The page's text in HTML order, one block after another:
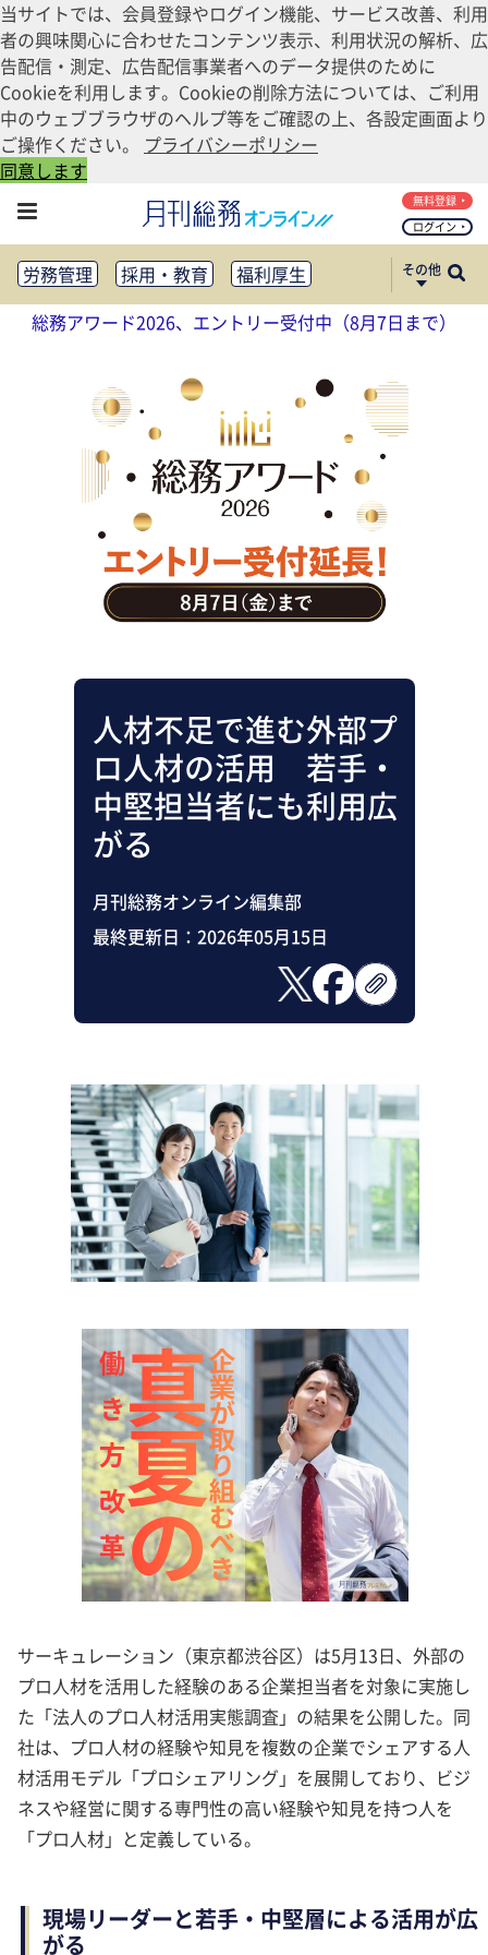
当サイトでは、会員登録やログイン機能、サービス改善、利用
者の興味関心に合わせたコンテンツ表示、利用状況の解析、広
告配信・測定、広告配信事業者へのデータ提供のために
Cookieを利用します。Cookieの削除方法については、ご利用
中のウェブブラウザのヘルプ等をご確認の上、各設定画面より
ご操作ください。 プライバシーポリシー
同意します
ログイン
無料登録
労務管理 採用・教育
福利厚生
健康経営
働き方改革
法務・コンプライアンス
リスクマネジメント・BCP
社外・社内広報
社外・社内コミュニケーション活性化
FM・オフィス移転
CSR・SDGs
テクノロジー活用・DX
助成金・補助金・コスト削減
アウトソーシング・BPO
調査・レポート
その他
総務アワード2026、エントリー受付中（8月7日まで）
人材不足で進む外部プ
ロ人材の活用 若手・
中堅担当者にも利用広
がる
月刊総務オンライン編集部
最終更新日： 2026年05月15日
サーキュレーション（東京都渋谷区）は5月13日、外部の
プロ人材を活用した経験のある企業担当者を対象に実施し
た「法人のプロ人材活用実態調査」の結果を公開した。同
社は、プロ人材の経験や知見を複数の企業でシェアする人
材活用モデル「プロシェアリング」を展開しており、ビジ
ネスや経営に関する専門性の高い経験や知見を持つ人を
「プロ人材」と定義している。
現場リーダーと若手・中堅層による活用が広
がる